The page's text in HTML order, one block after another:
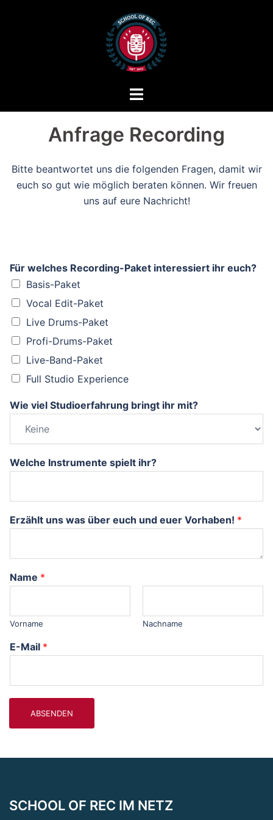
Menü
Anfrage Recording
Bitte beantwortet uns die folgenden Fragen, damit wir
euch so gut wie möglich beraten können. Wir freuen
uns auf eure Nachricht!
Für welches Recording-Paket interessiert ihr euch?
Basis-Paket
Vocal Edit-Paket
Live Drums-Paket
Profi-Drums-Paket
Live-Band-Paket
Full Studio Experience
Wie viel Studioerfahrung bringt ihr mit?
Welche Instrumente spielt ihr?
Erzählt uns was über euch und euer Vorhaben! *
Name *
Vorname Nachname
E-Mail *
ABSENDEN
SCHOOL OF REC IM NETZ